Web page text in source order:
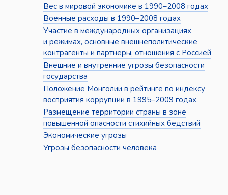
Вес в мировой экономике в 1990–2008 годах
Военные расходы в 1990–2008 годах
Участие в международных организациях
и режимах, основные внешнеполитические
контрагенты и партнёры, отношения с Россией
Внешние и внутренние угрозы безопасности
государства
Положение Монголии в рейтинге по индексу
восприятия коррупции в 1995–2009 годах
Размещение территории страны в зоне
повышенной опасности стихийных бедствий
Экономические угрозы
Угрозы безопасности человека